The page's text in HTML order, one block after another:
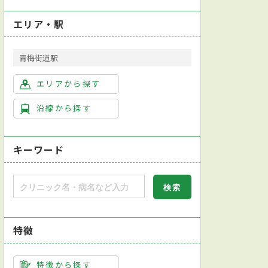
エリア・駅
青梅街道駅
エリアから探す
沿線から探す
キーワード
特徴
特徴から探す